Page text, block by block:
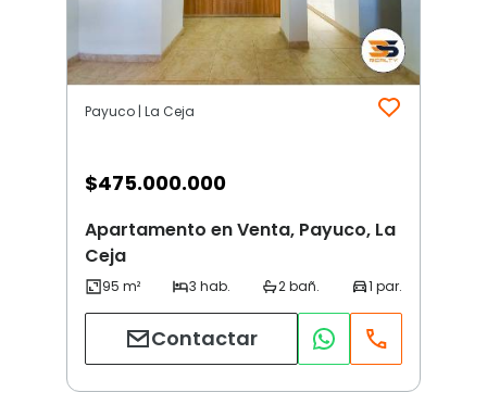
Payuco | La Ceja
$475.000.000
Apartamento en Venta, Payuco, La
Ceja
Contactar